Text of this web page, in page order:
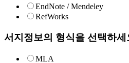
EndNote / Mendeley
RefWorks
서지정보의 형식을 선택하세
MLA